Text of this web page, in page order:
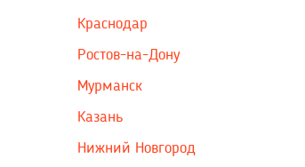
Краснодар
Ростов-на-Дону
Мурманск
Казань
Нижний Новгород